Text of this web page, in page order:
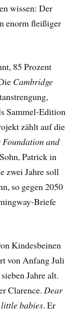
wissen: Der
enorm fleißiger
85 Prozent
Cambridge
Sammel-Edition
zählt auf die
and
Patrick in
zwei Jahre soll
so gegen 2050
Briefe
Kindesbeinen
von Anfang Juli
Jahre alt.
Clarence.Dear
little babies. Er